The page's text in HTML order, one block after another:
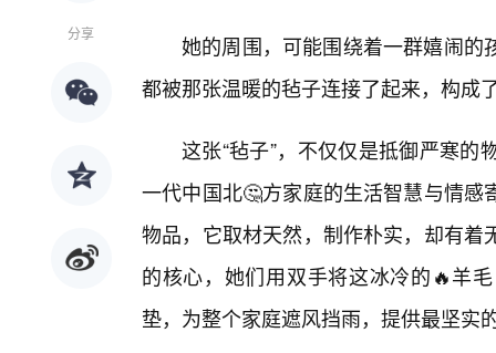
分享
她的周围，可能围绕着一群嬉闹的
都被那张温暖的毡子连接了起来，构成
这张“毡子”，不仅仅是抵御严寒
一代中国北🤔方家庭的生活智慧与情
物品，它取材天然，制作朴实，却有
的核心，她们用双手将这冰冷的🔥羊
垫，为整个家庭遮风挡雨，提供最坚实